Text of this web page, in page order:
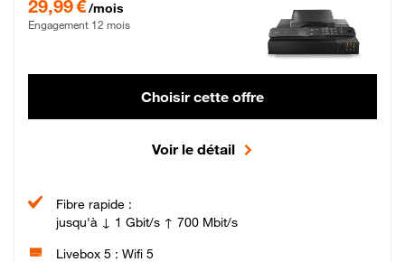
29,99 €/mois
Engagement 12 mois
Choisir cette offre
Voir le détail
Fibre rapide :
jusqu'à ↓ 1 Gbit/s ↑ 700 Mbit/s
Livebox 5 : Wifi 5